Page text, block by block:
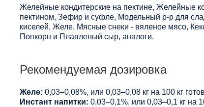
Желейные кондитерские на пектине, Желейные
пектином, Зефир и суфле, Модельный р-р для
киселей, Желе, Мясные снеки - вяленое мясо,
Попкорн и Плавленый сыр, аналоги.
Рекомендуемая дозировка
Желе: 0,03–0,08%, или 0,03–0,08 кг на 100 кг
Инстант напитки: 0,03–0,1%, или 0,03–0,1 кг на